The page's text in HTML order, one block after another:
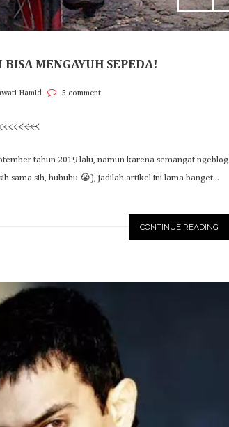
BISA MENGAYUH SEPEDA!
Hamid 5 comment
tahun 2019 lalu, namun karena semangat ngeblog
sama sih, huhuhu 😭), jadilah artikel ini lama banget...
CONTINUE READING